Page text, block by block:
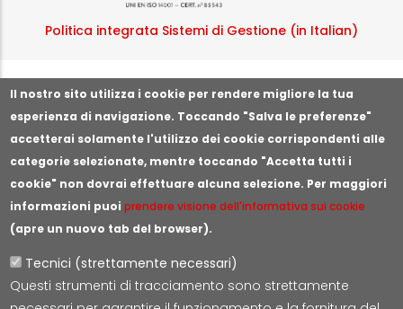
Il nostro sito utilizza i cookie per rendere migliore la tua
esperienza di navigazione. Toccando "Salva le preferenze"
accetterai solamente l'utilizzo dei cookie corrispondenti alle
categorie selezionate, mentre toccando "Accetta tutti i
cookie" non dovrai effettuare alcuna selezione. Per maggiori
informazioni puoiprendere visione dell'informativa sui cookie
(apre un nuovo tab del browser).
Tecnici (strettamente necessari)
Questi strumenti di tracciamento sono strettamente
Politica integrata Sistemi di Gestione (in Italian)
Segnala illeciti o irregolarità
Lepida S.c.p.A.